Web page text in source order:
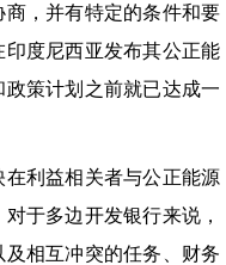
，并有特定的条件和要
度尼西亚发布其公正能
策计划之前就已达成一
利益相关者与公正能源
于多边开发银行来说，
相互冲突的任务、财务